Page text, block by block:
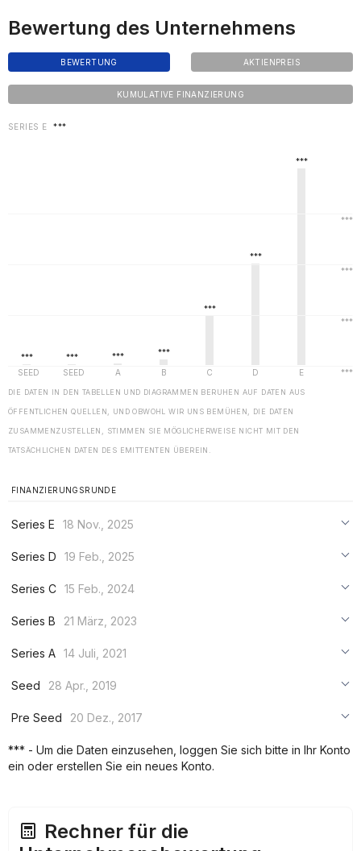
Bewertung des Unternehmens
BEWERTUNG AKTIENPREIS
KUMULATIVE FINANZIERUNG
SERIES E ***
DIE DATEN IN DEN TABELLEN UND DIAGRAMMEN BERUHEN AUF DATEN AUS
ÖFFENTLICHEN QUELLEN, UND OBWOHL WIR UNS BEMÜHEN, DIE DATEN
ZUSAMMENZUSTELLEN, STIMMEN SIE MÖGLICHERWEISE NICHT MIT DEN
TATSÄCHLICHEN DATEN DES EMITTENTEN ÜBEREIN.
FINANZIERUNGSRUNDE
Series E
18 Nov., 2025
***
Series D
19 Feb., 2025
***
Series C 15 Feb., 2024
***
Series B
21 März, 2023
***
Series A 14 Juli, 2021
***
Seed
28 Apr., 2019
***
Pre Seed
20 Dez., 2017
***
*** - Um die Daten einzusehen, loggen Sie sich bitte in Ihr Konto
ein oder erstellen Sie ein neues Konto.
Rechner für die